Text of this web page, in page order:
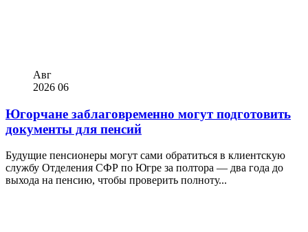
Авг
2026 06
Югорчане заблаговременно могут подготовить
документы для пенсий
Будущие пенсионеры могут сами обратиться в клиентскую
службу Отделения СФР по Югре за полтора — два года до
выхода на пенсию, чтобы проверить полноту...